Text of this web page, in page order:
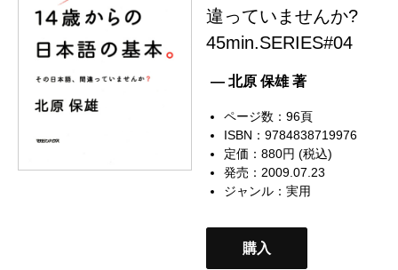
違っていませんか?
45min.SERIES#04
— 北原 保雄 著
ページ数：96頁
ISBN：9784838719976
定価：880円 (税込)
発売：2009.07.23
ジャンル：実用
購入